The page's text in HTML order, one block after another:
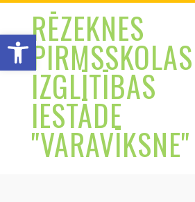
Open toolbar
Skip
contentRĒZEKNES
PIRMSSKOLAS
IZGLĪTĪBAS
IESTĀDE
"VARAVĪKSNE"